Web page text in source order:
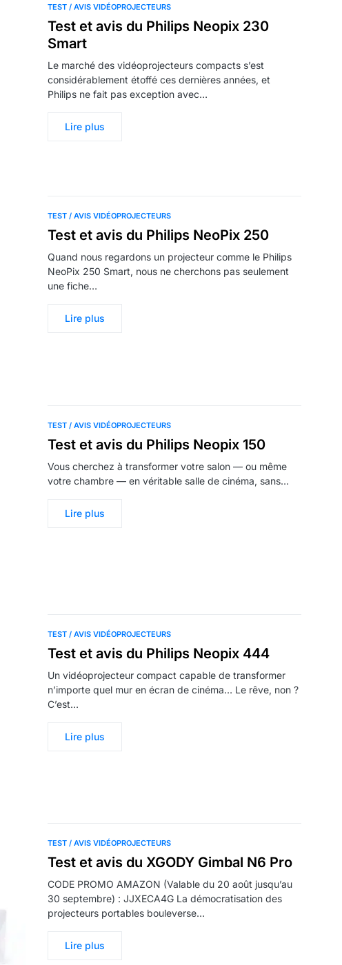
TEST / AVIS VIDÉOPROJECTEURS
Test et avis du Philips Neopix 230
Smart
Le marché des vidéoprojecteurs compacts s’est
considérablement étoffé ces dernières années, et
Philips ne fait pas exception avec…
Lire plus
TEST / AVIS VIDÉOPROJECTEURS
Test et avis du Philips NeoPix 250
Quand nous regardons un projecteur comme le Philips
NeoPix 250 Smart, nous ne cherchons pas seulement
une fiche…
Lire plus
TEST / AVIS VIDÉOPROJECTEURS
Test et avis du Philips Neopix 150
Vous cherchez à transformer votre salon — ou même
votre chambre — en véritable salle de cinéma, sans…
Lire plus
TEST / AVIS VIDÉOPROJECTEURS
Test et avis du Philips Neopix 444
Un vidéoprojecteur compact capable de transformer
n’importe quel mur en écran de cinéma… Le rêve, non ?
C’est…
Lire plus
TEST / AVIS VIDÉOPROJECTEURS
Test et avis du XGODY Gimbal N6 Pro
CODE PROMO AMAZON (Valable du 20 août jusqu’au
30 septembre) : JJXECA4G La démocratisation des
projecteurs portables bouleverse…
Lire plus